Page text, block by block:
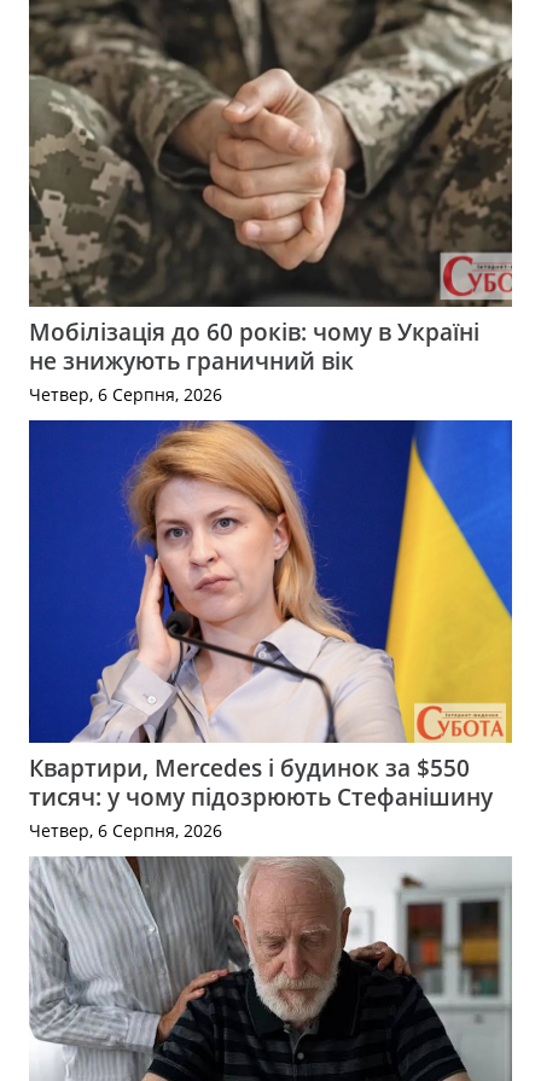
Мобілізація до 60 років: чому в Україні
не знижують граничний вік
Четвер, 6 Серпня, 2026
Квартири, Mercedes і будинок за $550
тисяч: у чому підозрюють Стефанішину
Четвер, 6 Серпня, 2026